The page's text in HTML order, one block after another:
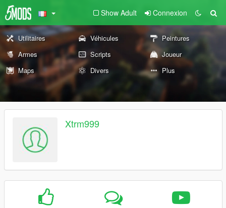
Show Adult Connexion
Utilitaires Véhicules
Peintures
Armes
Scripts
Joueur
Maps
Divers Plus
Xtrm999